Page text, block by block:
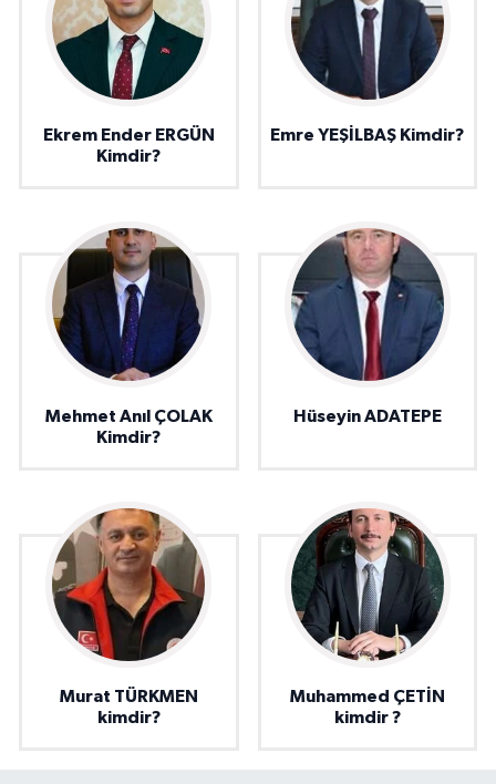
Ekrem Ender ERGÜN
Kimdir?
Emre YEŞİLBAŞ Kimdir?
Mehmet Anıl ÇOLAK
Kimdir?
Hüseyin ADATEPE
Murat TÜRKMEN
kimdir?
Muhammed ÇETİN
kimdir ?